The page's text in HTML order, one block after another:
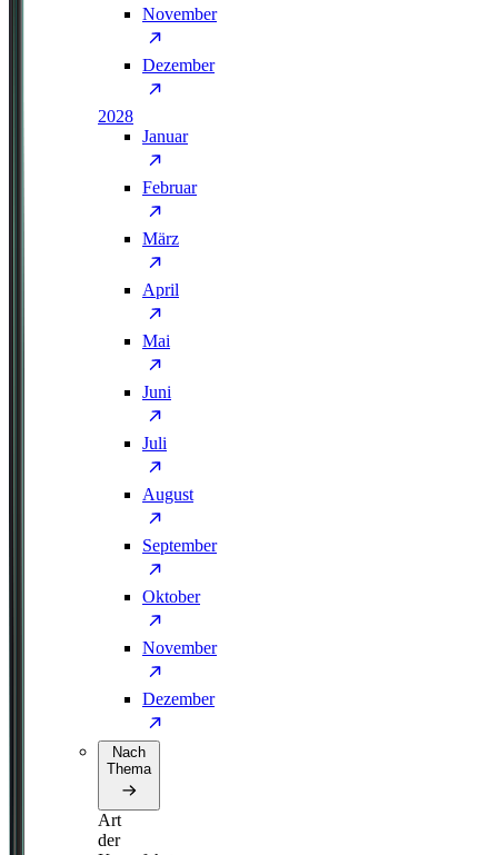
November
Dezember
2028
Januar
Februar
März
April
Mai
Juni
Juli
August
September
Oktober
November
Dezember
Nach
Thema
Art
der